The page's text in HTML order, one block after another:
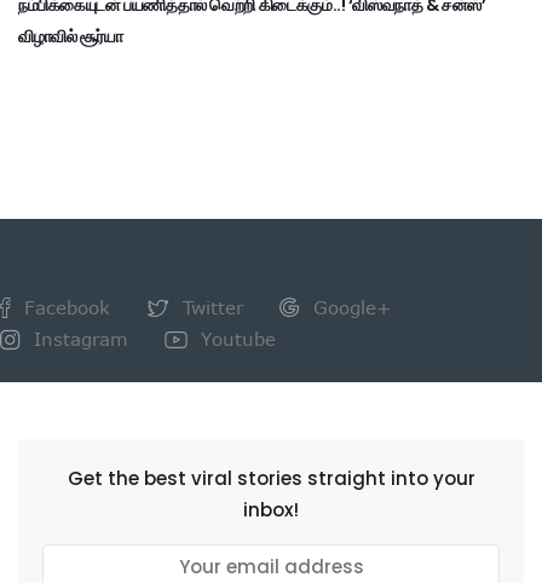
நம்பிக்கையுடன் பயணித்தால் வெற்றி கிடைக்கும்..! ‘விஸ்வநாத் & சன்ஸ்’
விழாவில் சூர்யா
Facebook Twitter
Google+
Instagram
Youtube
Get the best viral stories straight into your
inbox!